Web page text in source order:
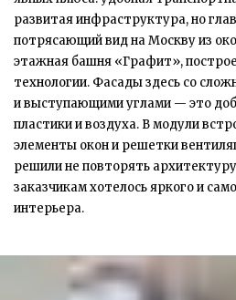
развитая инфраструктура, но
потрясающий вид на Москву из
этажная башня «Графит»,
технологии. Фасады здесь со
и выступающими углами — это
пластики и воздуха. В модули
элементы окон и решетки
решили не повторять
заказчикам хотелось яркого и
интерьера.